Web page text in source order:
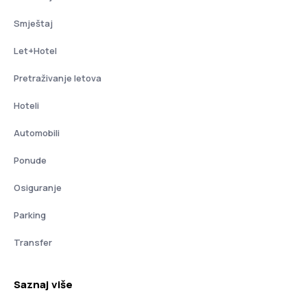
Smještaj
Let+Hotel
Pretraživanje letova
Hoteli
Automobili
Ponude
Osiguranje
Parking
Transfer
Saznaj više